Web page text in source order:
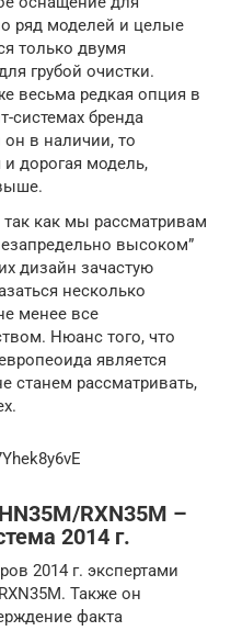
ряд моделей и целые
только двумя
грубой очистки.
весьма редкая опция в
системах бренда
в наличии, то
дорогая модель,
как мы рассматривам
высоком”
дизайн зачастую
несколько
менее все
Нюанс того, что
является
станем рассматривать,
RXN35M –
2014 г.
2014 г. экспертами
Также он
факта